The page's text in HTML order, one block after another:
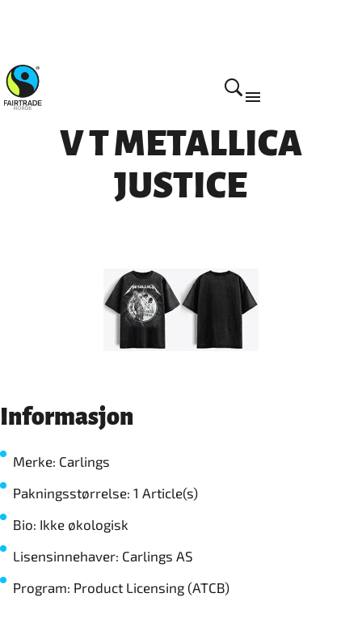
V T METALLICA
JUSTICE
Informasjon
Merke: Carlings
Pakningsstørrelse: 1 Article(s)
Bio: Ikke økologisk
Lisensinnehaver: Carlings AS
Program: Product Licensing (ATCB)